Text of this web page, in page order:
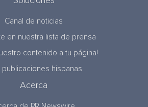
Canal de noticias
en nuestra lista de prensa
contenido a tu página!
publicaciones hispanas
Acerca